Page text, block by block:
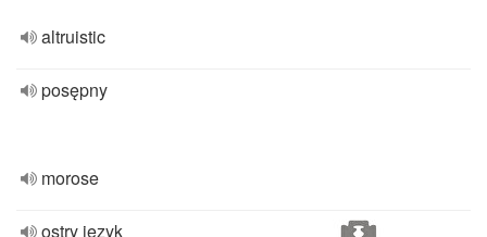
altruistic
posępny
morose
ostry język